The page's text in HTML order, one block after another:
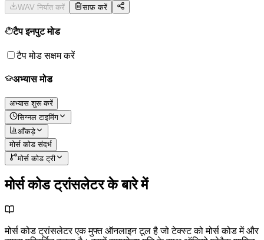
WAV निर्यात करें साफ़ करें
टैप इनपुट मोड
टैप मोड सक्षम करें
अभ्यास मोड
अभ्यास शुरू करें
सिग्नल टाइमिंग
आँकड़े
मोर्स कोड संदर्भ
मोर्स कोड ट्री
मोर्स कोड ट्रांसलेटर के बारे में
मोर्स कोड ट्रांसलेटर एक मुफ्त ऑनलाइन टूल है जो टेक्स्ट को मोर्स कोड में और